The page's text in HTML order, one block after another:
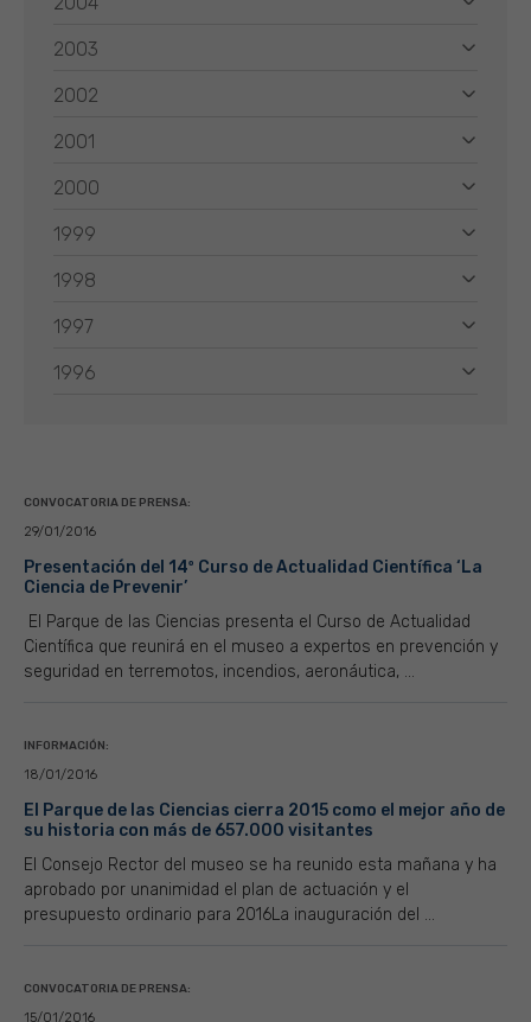
2003
2002
2001
2000
1999
1998
1997
1996
CONVOCATORIA DE PRENSA:
29/01/2016
Presentación del 14º Curso de Actualidad Científica ‘La
Ciencia de Prevenir’
El Parque de las Ciencias presenta el Curso de Actualidad
Científica que reunirá en el museo a expertos en prevención y
seguridad en terremotos, incendios, aeronáutica, ...
INFORMACIÓN:
18/01/2016
El Parque de las Ciencias cierra 2015 como el mejor año de
su historia con más de 657.000 visitantes
El Consejo Rector del museo se ha reunido esta mañana y ha
aprobado por unanimidad el plan de actuación y el
presupuesto ordinario para 2016La inauguración del ...
CONVOCATORIA DE PRENSA:
15/01/2016